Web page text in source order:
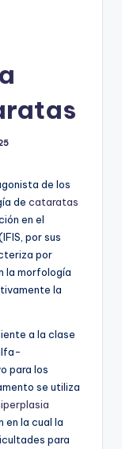
de los
de cataratas
en el
por sus
por
la morfología
la
a la clase
para los
se utiliza
en la cual la
para